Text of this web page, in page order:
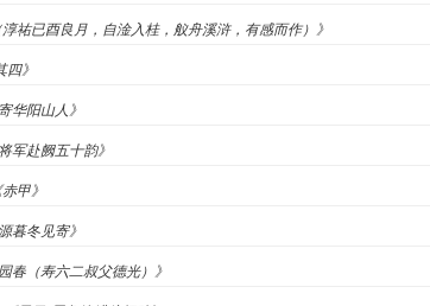
祐已酉良月，自淦入桂，舣舟溪浒，有感而作）》
》
华阳山人》
军赴阙五十韵》
甲》
暮冬见寄》
春（寿六二叔父德光）》